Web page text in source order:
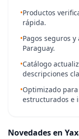
•Productos
rápida.
•Pagos seguros
Paraguay.
•Catálogo
descripciones
•Optimizado para
estructurados e
Novedades en